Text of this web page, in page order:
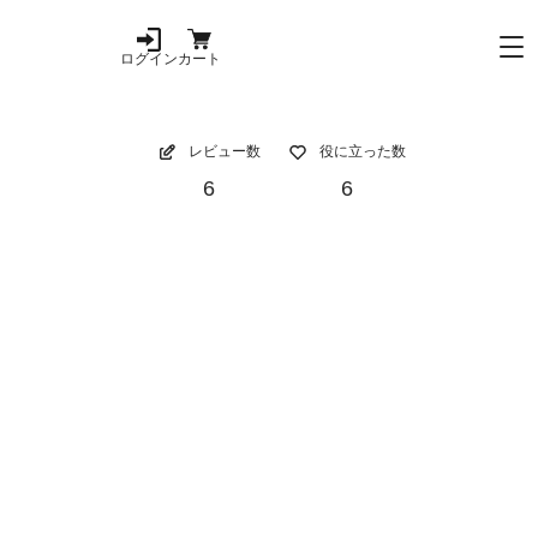
ログインカート
レビュー数
6
役に立った数
6